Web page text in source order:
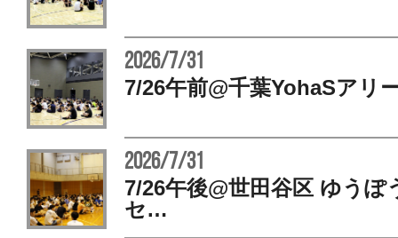
2026/7/31
7/26午前@千葉YohaSア
2026/7/31
7/26午後@世田谷区 ゆうぽ
セ…